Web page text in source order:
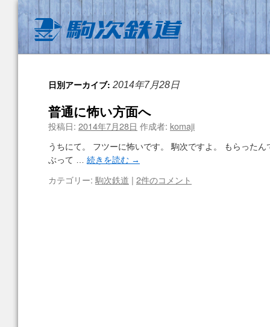
日別アーカイブ: 2014年7月28日
普通に怖い方面へ
投稿日: 2014年7月28日 作成者: komaji
うちにて。 フツーに怖いです。 駒次ですよ。 もらったん
ぶって … 続きを読む →
カテゴリー: 駒次鉄道 | 2件のコメント